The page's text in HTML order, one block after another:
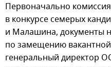
Первоначально
в конкурсе семерых
и Малашина, документы
по замещению
генеральный директор